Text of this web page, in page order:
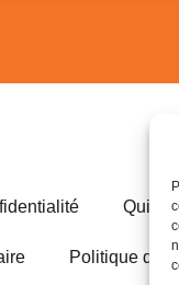
Qui
Politique de